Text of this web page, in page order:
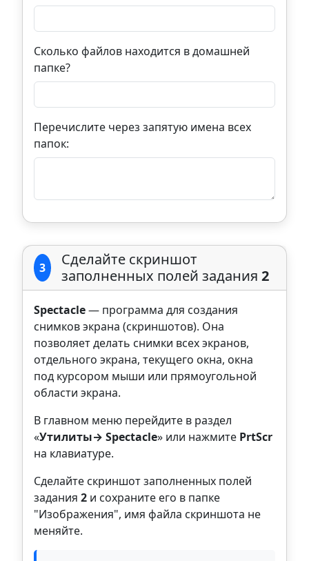
Сколько файлов находится в домашней
папке?
Перечислите через запятую имена всех
папок:
3
Сделайте скриншот
заполненных полей задания 2
Spectacle— программа для создания
снимков экрана (скриншотов). Она
позволяет делать снимки всех экранов,
отдельного экрана, текущего окна, окна
под курсором мыши или прямоугольной
области экрана.
В главном меню перейдите в раздел
«Утилиты→ Spectacle» или нажмите PrtScr
на клавиатуре.
Сделайте скриншот заполненных полей
задания 2 и сохраните его в папке
"Изображения", имя файла скриншота не
меняйте.